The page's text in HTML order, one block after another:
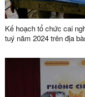
Kế hoạch tổ chức cai
tuý năm 2024 trên địa